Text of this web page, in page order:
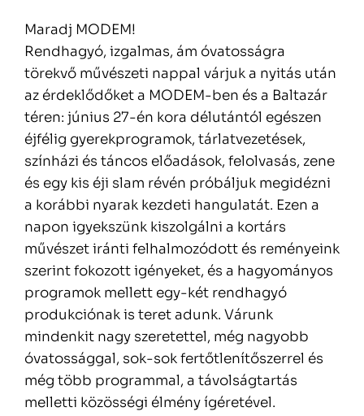
Maradj MODEM!
Rendhagyó, izgalmas, ám óvatosságra
törekvő művészeti nappal várjuk a nyitás után
az érdeklődőket a MODEM-ben és a Baltazár
téren: június 27-én kora délutántól egészen
éjfélig gyerekprogramok, tárlatvezetések,
színházi és táncos előadások, felolvasás, zene
és egy kis éji slam révén próbáljuk megidézni
a korábbi nyarak kezdeti hangulatát. Ezen a
napon igyekszünk kiszolgálni a kortárs
művészet iránti felhalmozódott és reményeink
szerint fokozott igényeket, és a hagyományos
programok mellett egy-két rendhagyó
produkciónak is teret adunk. Várunk
mindenkit nagy szeretettel, még nagyobb
óvatossággal, sok-sok fertőtlenítőszerrel és
még több programmal, a távolságtartás
melletti közösségi élmény ígéretével.